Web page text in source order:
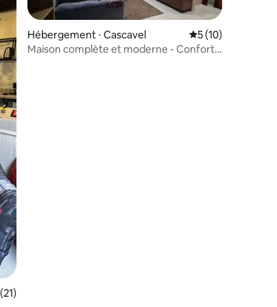
: 5 sur 5
moyenne sur la base de 21 commentaires : 5 sur 5
Hébergement ⋅ Cascavel Évaluation
5 (10)
Maison complète et moderne - Confort